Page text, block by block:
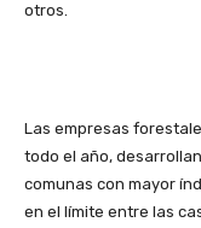
otros.
Las empresas
todo el año,
comunas con mayor
en el límite entre las